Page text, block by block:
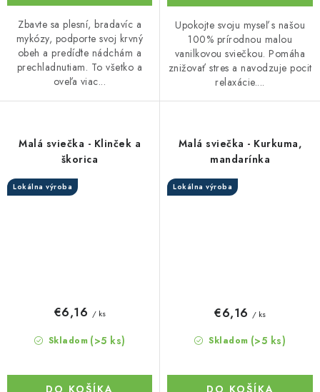
Zbavte sa plesní, bradavíc a
mykózy, podporte svoj krvný
obeh a predíďte nádchám a
prechladnutiam. To všetko a
oveľa viac...
Upokojte svoju myseľ s našou
100% prírodnou malou
vanilkovou sviečkou. Pomáha
znižovať stres a navodzuje pocit
relaxácie....
Malá sviečka - Klinček a
škorica
Lokálna výroba
Skladom (>5 ks)
€6,16 / ks
DO KOŠÍKA
Malá sviečka - Kurkuma,
mandarínka
Lokálna výroba
Skladom (>5 ks)
€6,16 / ks